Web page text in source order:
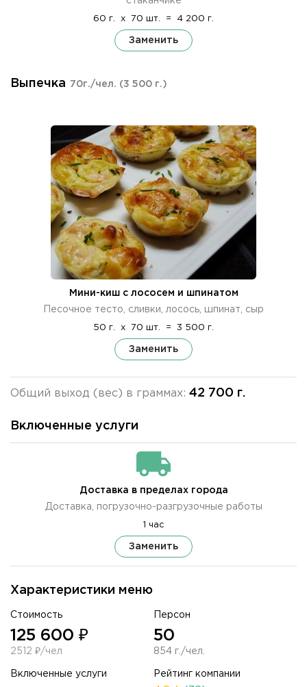
Характеристики меню
Стоимость
125 600 ₽
2512 ₽/чел
Персон
50
854 г./чел.
Включенные услуги Рейтинг компании
60 г. x 70 шт. = 4 200 г.
Заменить
Выпечка 70г./чел. (3 500 г.)
Мини-киш с лососем и шпинатом
Песочное тесто, сливки, лосось, шпинат, сыр
50 г. x 70 шт. = 3 500 г.
Заменить
Общий выход (вес) в граммах: 42 700 г.
Включенные услуги
Доставка в пределах города
Доставка, погрузочно-разгрузочные работы
1 час
Заменить